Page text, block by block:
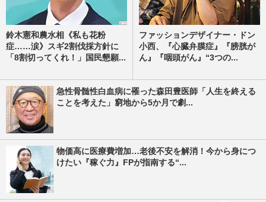
鈴木憲和農水相《私も花粉
症……涙》スギ2割伐採方針に
「8割切ってくれ！」国民懇願...
ファッションデザイナー・ドン
小西、『心臓弁膜症』『膀胱が
ん』『咽頭がん』“3つの...
急性骨髄性白血病に罹った森田豊医師「人生を終える
ことを考えた」窮地から5か月で劇...
物価高に医療費増加…老後不安を解消！今から身につ
けたい『稼ぐ力』FPが指南する“...